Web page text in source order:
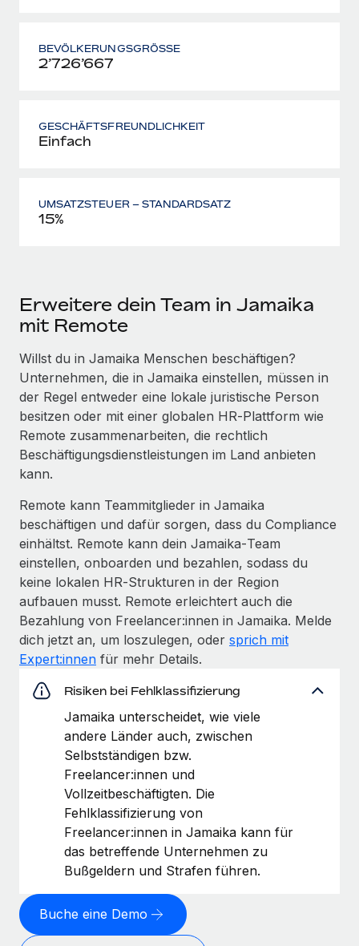
BEVÖLKERUNGS­GRÖSSE
2’726’667
GESCHÄFTSFREUNDLICHKEIT
Einfach
UMSATZSTEUER – STANDARDSATZ
15%
Erweitere dein Team in Jamaika
mit Remote
Willst du in Jamaika Menschen beschäftigen?
Unternehmen, die in Jamaika einstellen, müssen in
der Regel entweder eine lokale juristische Person
besitzen oder mit einer globalen HR‑Plattform wie
Remote zusammenarbeiten, die rechtlich
Beschäftigungs­dienst­leistungen im Land anbieten
kann.
Remote kann Teammitglieder in Jamaika
beschäftigen und dafür sorgen, dass du Compliance
einhältst. Remote kann dein Jamaika‑Team
einstellen, onboarden und bezahlen, sodass du
keine lokalen HR‑Strukturen in der Region
aufbauen musst. Remote erleichtert auch die
Bezahlung von Freelancer:innen in Jamaika. Melde
dich jetzt an, um loszulegen, oder sprich mit
Expert:innen für mehr Details.
Risiken bei Fehlklassifizierung
Jamaika unterscheidet, wie viele
andere Länder auch, zwischen
Selbstständigen bzw.
Freelancer:innen und
Vollzeitbeschäftigten. Die
Fehlklassifizierung von
Freelancer:innen in Jamaika kann für
das betreffende Unternehmen zu
Bußgeldern und Strafen führen.
Buche eine Demo